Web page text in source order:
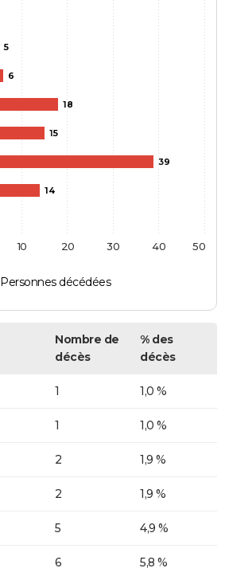
5
6
18
15
39
14
Personnes décédées
10 20 30 40 50
Nombre de
décès
% des
décès
1 1,0 %
1 1,0 %
2 1,9 %
2 1,9 %
5 4,9 %
6 5,8 %